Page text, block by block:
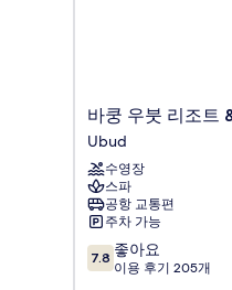
바
쿵
우
붓
리
조
트
&
빌
바쿵 우붓 리조트
Ubud
수영장
스파
공항 교통편
주차 가능
10
점
7.8 좋아요
이용 후기 205개